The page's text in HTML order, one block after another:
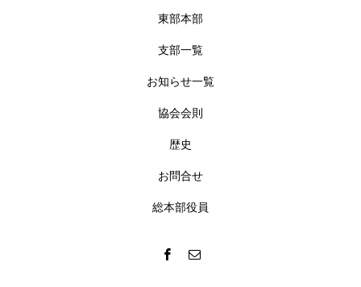
東部本部
支部一覧
お知らせ一覧
協会会則
歴史
お問合せ
総本部役員